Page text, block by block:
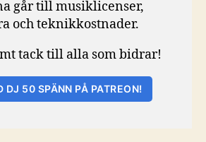
går till musiklicenser,
och teknikkostnader.
tack till alla som bidrar!
DJ 50 SPÄNN PÅ PATREON!